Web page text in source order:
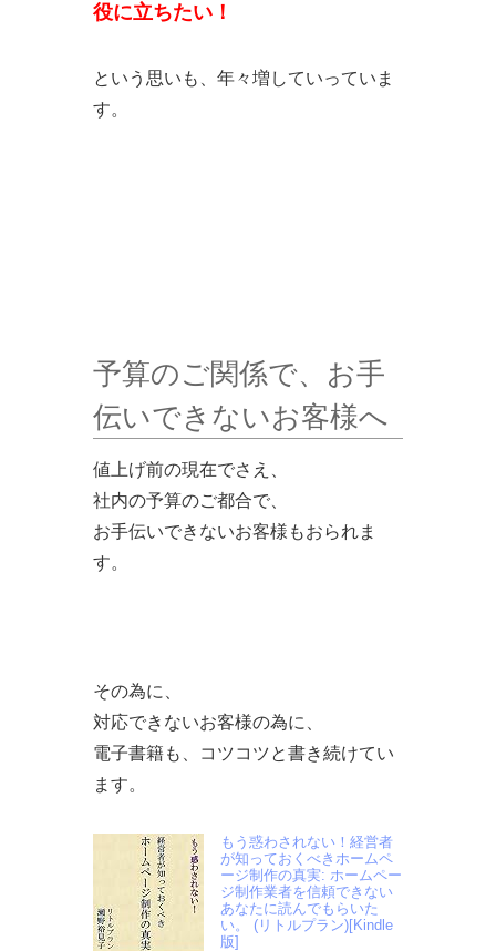
役に立ちたい！
という思いも、年々増していっていま
す。
予算のご関係で、お手
伝いできないお客様へ
値上げ前の現在でさえ、
社内の予算のご都合で、
お手伝いできないお客様もおられま
す。
その為に、
対応できないお客様の為に、
電子書籍も、コツコツと書き続けてい
ます。
もう惑わされない！経営者
が知っておくべきホームペ
ージ制作の真実: ホームペー
ジ制作業者を信頼できない
あなたに読んでもらいた
い。 (リトルプラン)[Kindle
版]